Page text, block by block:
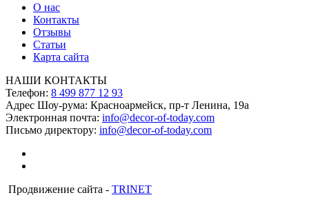
О нас
Контакты
Отзывы
Статьи
Карта сайта
НАШИ КОНТАКТЫ
Телефон: 8 499 877 12 93
Адрес Шоу-рума: Красноармейск, пр-т Ленина, 19а
Электронная почта: info@decor-of-today.com
Письмо директору: info@decor-of-today.com
Продвижение сайта - TRINET